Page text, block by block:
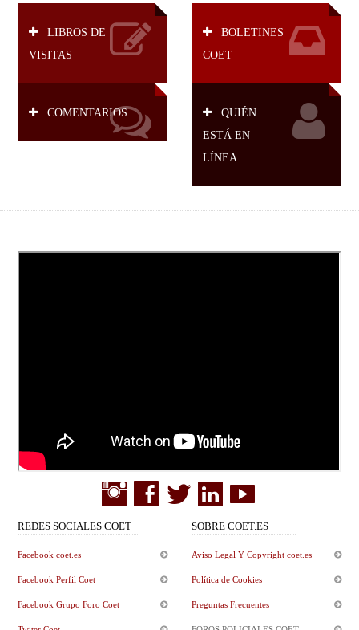
LIBROS DE
VISITAS
BOLETINES
COET
COMENTARIOS
QUIÉN
ESTÁ EN
LÍNEA
REDES SOCIALES COET
Facebook coet.es
Facebook Perfil Coet
Facebook Grupo Foro Coet
SOBRE COET.ES
Aviso Legal Y Copyright coet.es
Política de Cookies
Preguntas Frecuentes